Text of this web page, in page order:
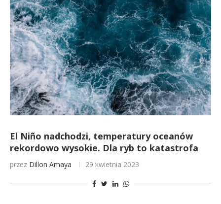
El Niño nadchodzi, temperatury oceanów
rekordowo wysokie. Dla ryb to katastrofa
przez Dillon Amaya 29 kwietnia 2023